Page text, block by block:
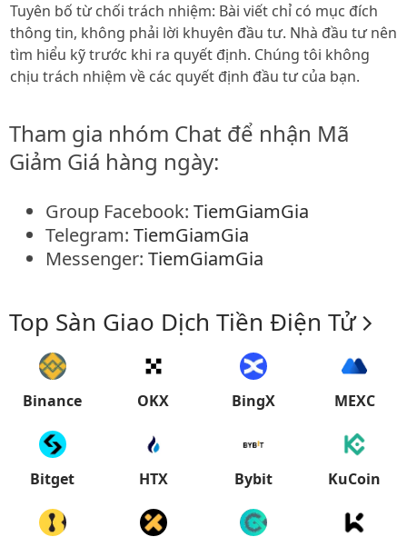
Tuyên bố từ chối trách nhiệm: Bài viết chỉ có mục đích
thông tin, không phải lời khuyên đầu tư. Nhà đầu tư nên
tìm hiểu kỹ trước khi ra quyết định. Chúng tôi không
chịu trách nhiệm về các quyết định đầu tư của bạn.
Tham gia nhóm Chat để nhận Mã
Giảm Giá hàng ngày:
Group Facebook: TiemGiamGia
Telegram: TiemGiamGia
Messenger: TiemGiamGia
Top Sàn Giao Dịch Tiền Điện Tử
Binance OKX BingX MEXC
Bitget HTX Bybit KuCoin